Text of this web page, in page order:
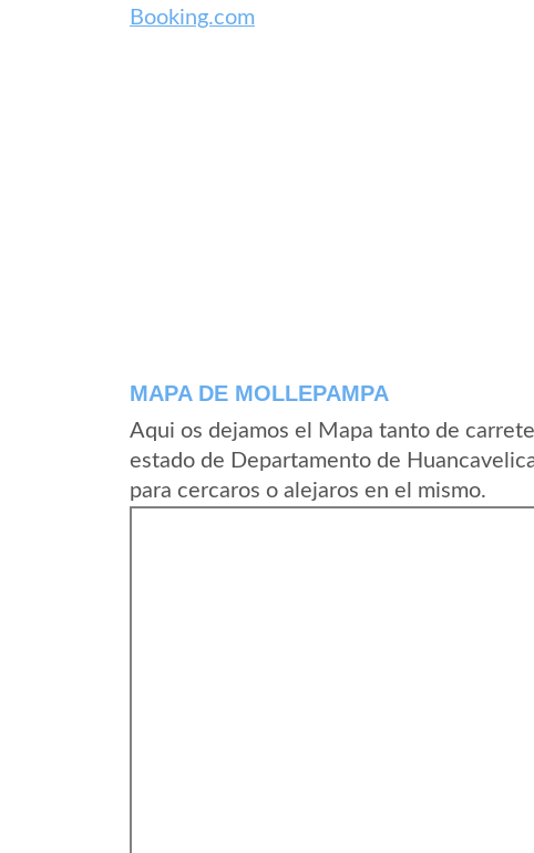
Booking.com
MAPA DE MOLLEPAMPA
Aqui os dejamos el Mapa tanto de
estado de Departamento de
para cercaros o alejaros en el mismo.